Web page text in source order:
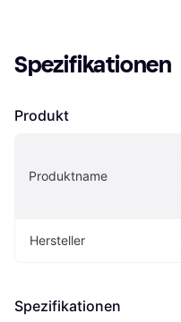
Spezifikationen
Produkt
Produktname
Hersteller
Spezifikationen